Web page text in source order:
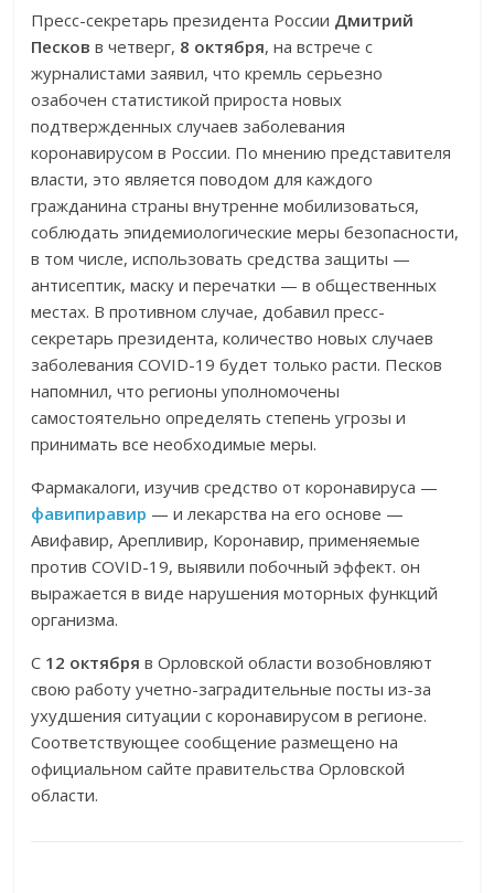
Пресс-секретарь президента России Дмитрий
Песков в четверг, 8 октября, на встрече с
журналистами заявил, что кремль серьезно
озабочен статистикой прироста новых
подтвержденных случаев заболевания
коронавирусом в России. По мнению представителя
власти, это является поводом для каждого
гражданина страны внутренне мобилизоваться,
соблюдать эпидемиологические меры безопасности,
в том числе, использовать средства защиты —
антисептик, маску и перечатки — в общественных
местах. В противном случае, добавил пресс-
секретарь президента, количество новых случаев
заболевания COVID-19 будет только расти. Песков
напомнил, что регионы уполномочены
самостоятельно определять степень угрозы и
принимать все необходимые меры.
Фармакалоги, изучив средство от коронавируса —
фавипиравир — и лекарства на его основе —
Авифавир, Арепливир, Коронавир, применяемые
против COVID-19, выявили побочный эффект. он
выражается в виде нарушения моторных функций
организма.
С 12 октября в Орловской области возобновляют
свою работу учетно-заградительные посты из-за
ухудшения ситуации с коронавирусом в регионе.
Соответствующее сообщение размещено на
официальном сайте правительства Орловской
области.